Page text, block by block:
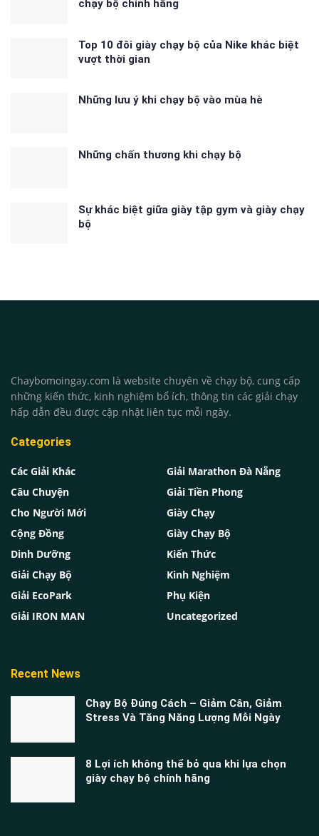
chạy bộ chính hãng
Top 10 đôi giày chạy bộ của Nike khác biệt
vượt thời gian
Những lưu ý khi chạy bộ vào mùa hè
Những chấn thương khi chạy bộ
Sự khác biệt giữa giày tập gym và giày chạy
bộ
Chaybomoingay.com là website chuyên về chạy bộ, cung cấp
những kiến thức, kinh nghiệm bổ ích, thông tin các giải chạy
hấp dẫn đều được cập nhật liên tục mỗi ngày.
Categories
Các Giải Khác
Câu Chuyện
Cho Người Mới
Cộng Đồng
Dinh Dưỡng
Giải Chạy Bộ
Giải EcoPark
Giải IRON MAN
Giải Marathon Đà Nẵng
Giải Tiền Phong
Giày Chạy
Giày Chạy Bộ
Kiến Thức
Kinh Nghiệm
Phụ Kiện
Uncategorized
Recent News
Chạy Bộ Đúng Cách – Giảm Cân, Giảm
Stress Và Tăng Năng Lượng Mỗi Ngày
8 Lợi ích không thể bỏ qua khi lựa chọn
giày chạy bộ chính hãng